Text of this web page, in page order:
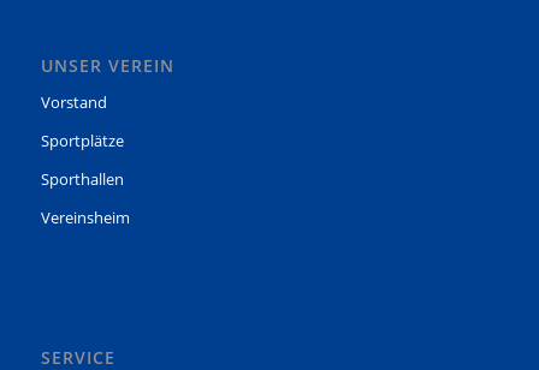
UNSER VEREIN
Vorstand
Sportplätze
Sporthallen
Vereinsheim
SERVICE